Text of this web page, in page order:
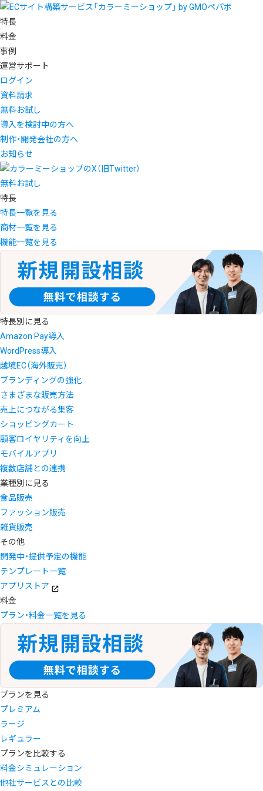
特長
料金
事例
運営サポート
ログイン
資料請求
無料お試し
導入を検討中の方へ
制作・開発会社の方へ
お知らせ
無料お試し
特長
特長一覧を見る
商材一覧を見る
機能一覧を見る
特長別に見る
Amazon Pay導入
WordPress導入
越境EC（海外販売）
ブランディングの強化
さまざまな販売方法
売上につながる集客
ショッピングカート
顧客ロイヤリティを向上
モバイルアプリ
複数店舗との連携
業種別に見る
食品販売
ファッション販売
雑貨販売
その他
開発中・提供予定の機能
テンプレート一覧
アプリストア
料金
プラン・料金一覧を見る
プランを見る
プレミアム
ラージ
レギュラー
プランを比較する
料金シミュレーション
他社サービスとの比較